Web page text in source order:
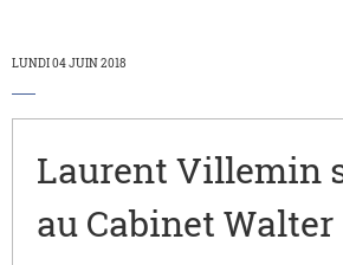
LUNDI 04 JUIN 2018
Laurent Villemin
au Cabinet Walter